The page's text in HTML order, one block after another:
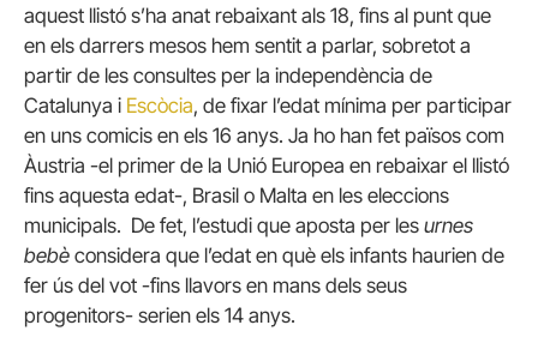
aquest llistó s’ha anat rebaixant als 18, fins al punt que
en els darrers mesos hem sentit a parlar, sobretot a
partir de les consultes per la independència de
Catalunya i Escòcia, de fixar l’edat mínima per participar
en uns comicis en els 16 anys. Ja ho han fet països com
Àustria -el primer de la Unió Europea en rebaixar el llistó
fins aquesta edat-, Brasil o Malta en les eleccions
municipals. De fet, l’estudi que aposta per les urnes
bebè considera que l’edat en què els infants haurien de
fer ús del vot -fins llavors en mans dels seus
progenitors- serien els 14 anys.